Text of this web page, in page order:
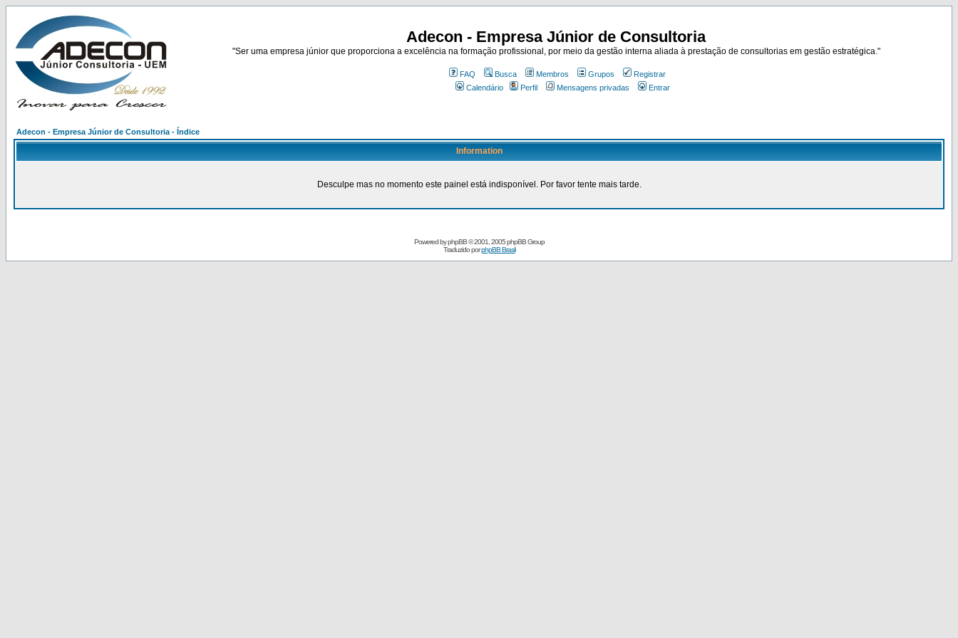
Adecon - Empresa Júnior de Consultoria
"Ser uma empresa júnior que proporciona a excelência na formação profissional, por meio da gestão interna aliada à prestação de consultorias em gestão estratégica."
FAQ Busca Membros Grupos
Registrar
Calendário
Perfil Mensagens privadas Entrar
Adecon - Empresa Júnior de Consultoria - Índice
Information
Desculpe mas no momento este painel está indisponível. Por favor tente mais tarde.
Powered byphpBB© 2001, 2005 phpBB Group
Traduzido porphpBB Brasil